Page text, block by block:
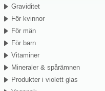
Graviditet
För kvinnor
För män
För barn
Vitaminer
Mineraler & spårämnen
Produkter i violett glas